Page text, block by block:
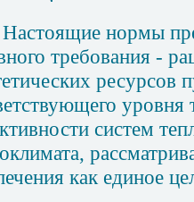
Настоящие нормы
требования -
ресурсов
систем
как единое